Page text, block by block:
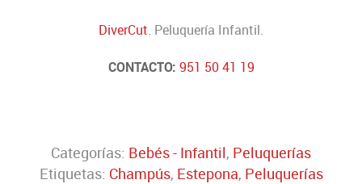
DiverCut. Peluquería Infantil.
CONTACTO: 951 50 41 19
Categorías: Bebés - Infantil, Peluquerías
Etiquetas: Champús, Estepona, Peluquerías